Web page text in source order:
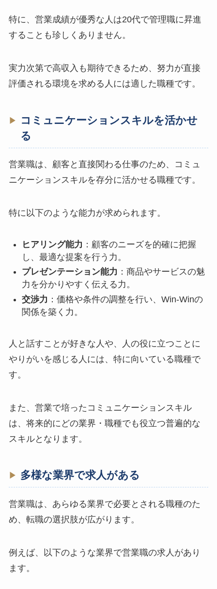
特に、営業成績が優秀な人は20代で管理職に昇進
することも珍しくありません。
実力次第で高収入も期待できるため、努力が直接
評価される環境を求める人には適した職種です。
コミュニケーションスキルを活かせ
る
営業職は、顧客と直接関わる仕事のため、コミュ
ニケーションスキルを存分に活かせる職種です。
特に以下のような能力が求められます。
ヒアリング能力 ：顧客のニーズを的確に把握
し、最適な提案を行う力。
プレゼンテーション能力 ：商品やサービスの魅
力を分かりやすく伝える力。
交渉力 ：価格や条件の調整を行い、Win-Winの
関係を築く力。
人と話すことが好きな人や、人の役に立つことに
やりがいを感じる人には、特に向いている職種で
す。
また、営業で培ったコミュニケーションスキル
は、将来的にどの業界・職種でも役立つ普遍的な
スキルとなります。
多様な業界で求人がある
営業職は、あらゆる業界で必要とされる職種のた
め、転職の選択肢が広がります。
例えば、以下のような業界で営業職の求人があり
ます。